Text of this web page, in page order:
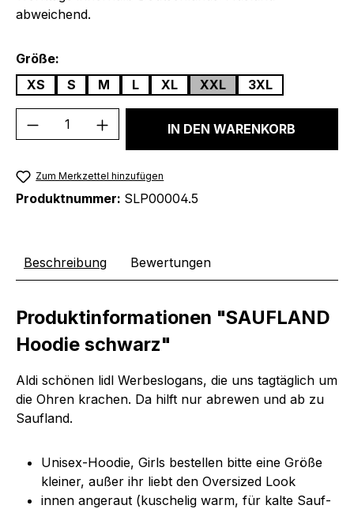
abweichend.
Größe:
XS
S M L XL XXL 3XL
Produkt Anzahl: Gib denIN DEN WARENKORB
Zum Merkzettel hinzufügen
Produktnummer: SLP00004.5
Beschreibung Bewertungen
Produktinformationen "SAUFLAND
Hoodie schwarz"
Aldi schönen lidl Werbeslogans, die uns tagtäglich um
die Ohren krachen. Da hilft nur abrewen und ab zu
Saufland.
Unisex-Hoodie, Girls bestellen bitte eine Größe
kleiner, außer ihr liebt den Oversized Look
innen angeraut (kuschelig warm, für kalte Sauf-